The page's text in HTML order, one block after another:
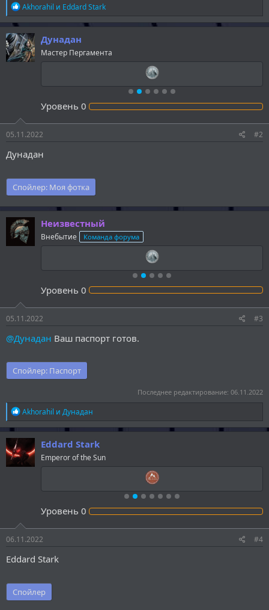
Р
е
а
к
ц
и
и
Akhorahil и Eddard Stark
Дунадан
Мастер Пергамента
Уровень 0
05.11.2022 #2
Дунадан
Спойлер: Моя фотка
Неизвестный
Внебытие Команда форума
Уровень 0
05.11.2022 #3
@Дунадан Ваш паспорт готов.
Спойлер: Паспорт
Последнее редактирование: 06.11.2022
Р
е
а
к
ц
и
и
Akhorahil и Дунадан
Eddard Stark
Emperor of the Sun
Уровень 0
06.11.2022 #4
Eddard Stark
Спойлер